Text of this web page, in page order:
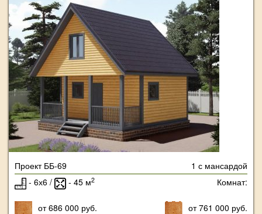
Проект ББ-69
1 с мансардой
- 6х6 /
- 45 м2 Комнат:
от 686 000 руб. от 761 000 руб.